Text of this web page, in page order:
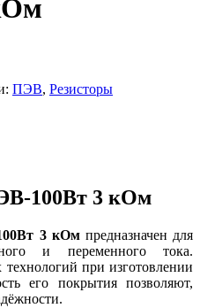
ПЭВ, Резисторы
100Вт 3 кОм
3 кОмпредназначен для
и переменного тока.
при изготовлении
его покрытия позволяют,